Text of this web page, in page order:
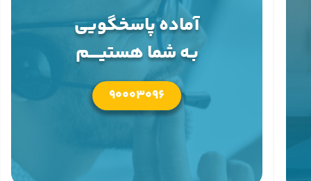
آماده پاسخگویی
بـه شما هستیــــم
90003096